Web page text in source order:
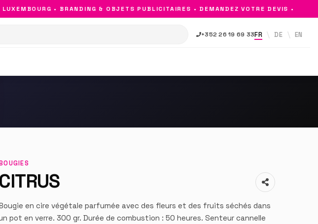
• BRANDING & OBJETS PUBLICITAIRES • DEMANDEZ VOTRE DEVIS •
+352 26 19 69 33FR DE EN
CITRUS
en cire végétale parfumée avec des fleurs et des fruits séchés dans
pot en verre. 300 gr. Durée de combustion : 50 heures. Senteur cannelle